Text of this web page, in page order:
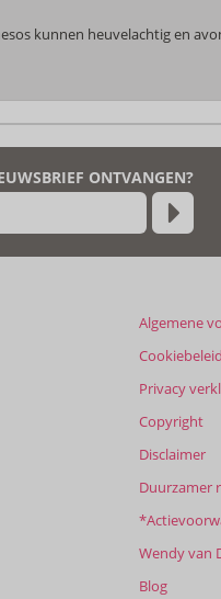
kunnen heuvelachtig en
ONTVANGEN?
Algemene
Cookiebeleid
Privacy
Copyright
Disclaimer
Duurzamer
Wendy van
Blog